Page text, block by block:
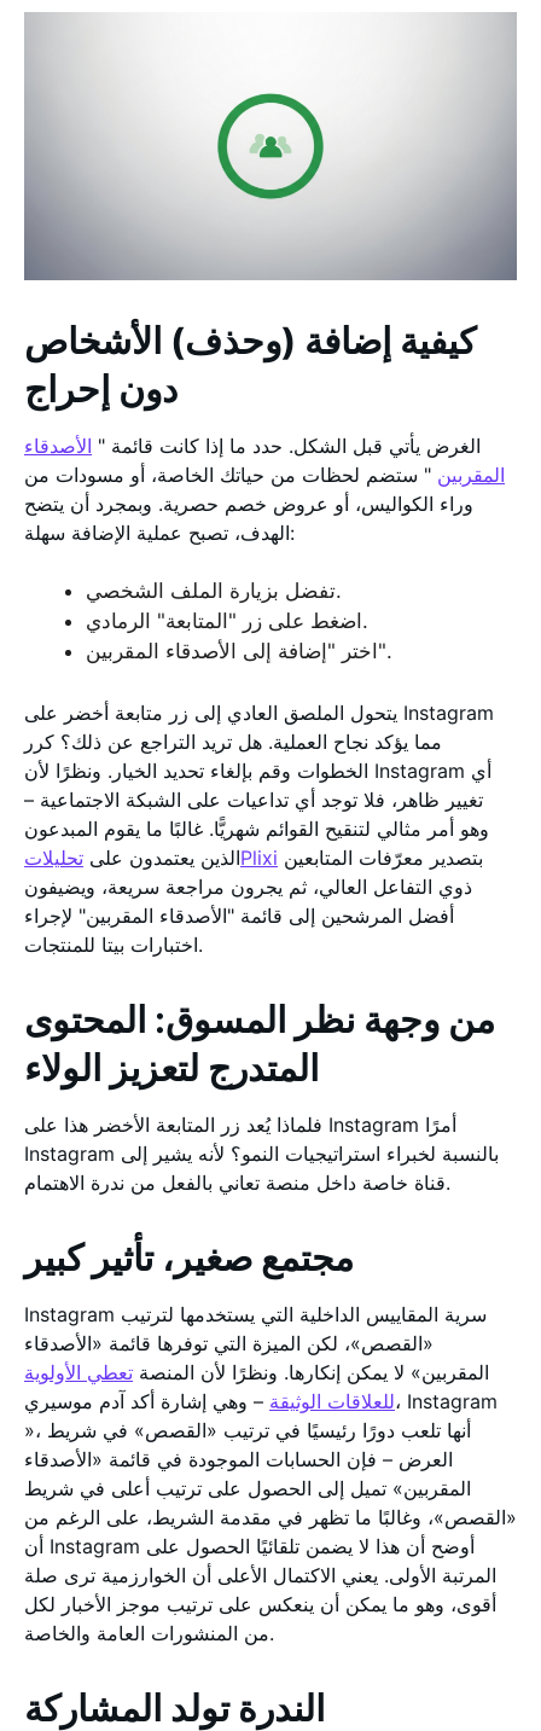
كيفية إضافة (وحذف) الأشخاص
دون إحراج
الغرض يأتي قبل الشكل. حدد ما إذا كانت قائمة " الأصدقاء
المقربين " ستضم لحظات من حياتك الخاصة، أو مسودات من
وراء الكواليس، أو عروض خصم حصرية. وبمجرد أن يتضح
الهدف، تصبح عملية الإضافة سهلة:
تفضل بزيارة الملف الشخصي.
اضغط على زر "المتابعة" الرمادي.
اختر "إضافة إلى الأصدقاء المقربين".
يتحول الملصق العادي إلى زر متابعة أخضر على Instagram
مما يؤكد نجاح العملية. هل تريد التراجع عن ذلك؟ كرر
الخطوات وقم بإلغاء تحديد الخيار. ونظرًا لأن Instagram أي
تغيير ظاهر، فلا توجد أي تداعيات على الشبكة الاجتماعية –
وهو أمر مثالي لتنقيح القوائم شهريًّا. غالبًا ما يقوم المبدعون
الذين يعتمدون علىتحليلاتPlixi
ذوي التفاعل العالي، ثم يجرون مراجعة سريعة، ويضيفون
أفضل المرشحين إلى قائمة "الأصدقاء المقربين" لإجراء
اختبارات بيتا للمنتجات.
من وجهة نظر المسوق: المحتوى
المتدرج لتعزيز الولاء
فلماذا يُعد زر المتابعة الأخضر هذا على Instagram أمرًا
Instagram بالنسبة لخبراء استراتيجيات النمو؟ لأنه يشير إلى
قناة خاصة داخل منصة تعاني بالفعل من ندرة الاهتمام.
مجتمع صغير، تأثير كبير
Instagram سرية المقاييس الداخلية التي يستخدمها لترتيب
«القصص»، لكن الميزة التي توفرها قائمة «الأصدقاء
المقربين» لا يمكن إنكارها. ونظرًا لأن المنصة تعطي الأولوية
للعلاقات الوثيقة – وهي إشارة أكد آدم موسيري، Instagram
»، أنها تلعب دورًا رئيسيًا في ترتيب «القصص» في شريط
العرض – فإن الحسابات الموجودة في قائمة «الأصدقاء
المقربين» تميل إلى الحصول على ترتيب أعلى في شريط
«القصص»، وغالبًا ما تظهر في مقدمة الشريط، على الرغم من
أن Instagram أوضح أن هذا لا يضمن تلقائيًا الحصول على
المرتبة الأولى. يعني الاكتمال الأعلى أن الخوارزمية ترى صلة
أقوى، وهو ما يمكن أن ينعكس على ترتيب موجز الأخبار لكل
من المنشورات العامة والخاصة.
الندرة تولد المشاركة